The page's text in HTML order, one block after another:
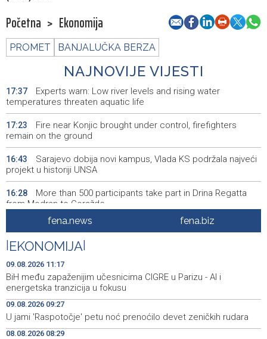
Početna > Ekonomija
PROMET BANJALUČKA BERZA
NAJNOVIJE VIJESTI
17:37
Experts warn: Low river levels and rising water
temperatures threaten aquatic life
17:23
Fire near Konjic brought under control, firefighters
remain on the ground
16:43
Sarajevo dobija novi kampus, Vlada KS podržala najveći
projekt u historiji UNSA
16:28
More than 500 participants take part in Drina Regatta
from Modran to Goražde
'Suočavanje s prošlošću' SFF-a: Filmovi koji istražuju
nasljeđe sukoba i mogućnosti otpora
16:06
Sarajevo Film Festival brings special Youth Program to
Tuzla
15:58
Posuški turnir 'Kamen, krš i maslina' potvrdio svoj ugled,
Kukoč ponovno na Topali
15:40 Priopćenje za javnost HDZ 1990
fena.news fena.biz
EKONOMIJA
09.08.2026 11:17
BiH među zapaženijim učesnicima CIGRE u Parizu - AI i
energetska tranzicija u fokusu
09.08.2026 09:27
U jami 'Raspotočje' petu noć prenoćilo devet zeničkih rudara
08.08.2026 08:29